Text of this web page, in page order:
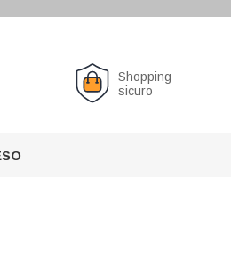
Shopping
sicuro